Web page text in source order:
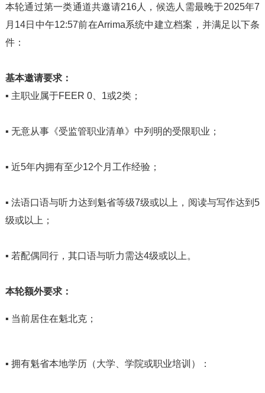
本轮通过第一类通道共邀请216人，候选人需最晚于2025年7
月14日中午12:57前在Arrima系统中建立档案，并满足以下条
件：
基本邀请要求：
▪ 主职业属于FEER 0、1或2类；
▪ 无意从事《受监管职业清单》中列明的受限职业；
▪ 近5年内拥有至少12个月工作经验；
▪法语口语与听力达到魁省等级7级或以上，阅读与写作达到5
级或以上；
▪ 若配偶同行，其口语与听力需达4级或以上。
本轮额外要求：
▪ 当前居住在魁北克；
▪ 拥有魁省本地学历（大学、学院或职业培训）：